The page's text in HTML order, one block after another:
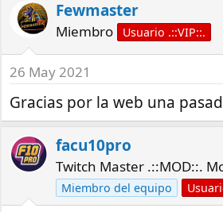
Fewmaster
Miembro Usuario .::VIP::.
26 May 2021
Gracias por la web una
facu10pro
Twitch Master .::MOD::.
Miembro del equipo